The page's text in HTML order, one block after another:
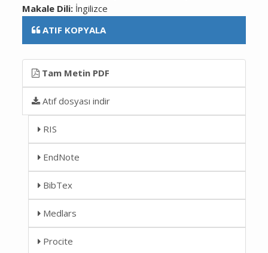
Makale Dili: İngilizce
ATIF KOPYALA
Tam Metin PDF
Atıf dosyası indir
RIS
EndNote
BibTex
Medlars
Procite